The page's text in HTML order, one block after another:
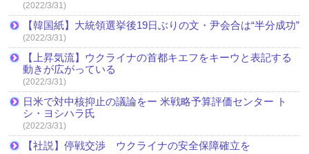
(2022/3/31)
【韓国紙】大統領選挙後19日ぶりの文・尹会合は“半分成功”
(2022/3/31)
【上昇気流】ウクライナの首都キエフをキーウと表記する
動きが広がっている
(2022/3/31)
日米で対中核抑止の議論をー 米戦略予算評価センター ト
シ・ヨシハラ氏
(2022/3/31)
【社説】停戦交渉 ウクライナの安全保障確立を